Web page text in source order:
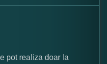
pot realiza doar la